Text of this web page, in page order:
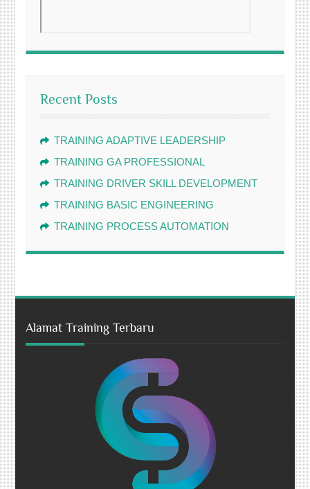
Recent Posts
TRAINING ADAPTIVE LEADERSHIP
TRAINING GA PROFESSIONAL
TRAINING DRIVER SKILL DEVELOPMENT
TRAINING BASIC ENGINEERING
TRAINING PROCESS AUTOMATION
Alamat Training Terbaru